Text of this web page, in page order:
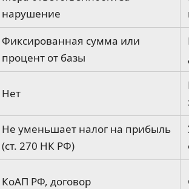
нарушение
Фиксированная сумма или
процент от базы
Нет
Не уменьшает налог на прибыль
(ст. 270 НК РФ)
КоАП РФ, договор